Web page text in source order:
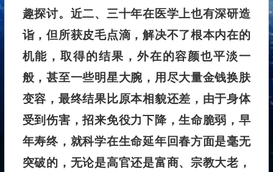
趣探讨。近二、三十年在医学上也有深研造
诣，但所获皮毛点滴，解决不了根本内在的
机能，取得的结果，外在的容颜也平淡一
般，甚至一些明星大腕，用尽大量金钱换肤
变容，最终结果比原本相貌还差，由于身体
受到伤害，招来免役力下降，生命脆弱，早
年寿终，就科学在生命延年回春方面是毫无
突破的，无论是高官还是富商、宗教大老，